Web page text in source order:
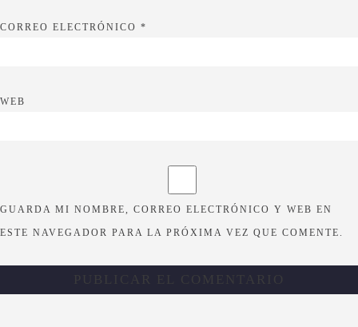
CORREO ELECTRÓNICO *
WEB
GUARDA MI NOMBRE, CORREO ELECTRÓNICO Y WEB EN
ESTE NAVEGADOR PARA LA PRÓXIMA VEZ QUE COMENTE.